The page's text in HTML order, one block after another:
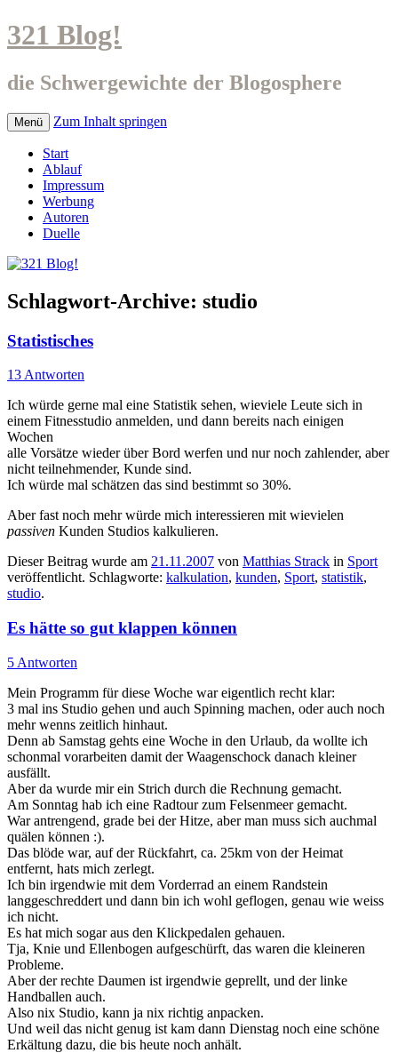
321 Blog!
die Schwergewichte der Blogosphere
Menü Zum Inhalt springen
Start
Ablauf
Impressum
Werbung
Autoren
Duelle
Schlagwort-Archive: studio
Statistisches
13 Antworten
Ich würde gerne mal eine Statistik sehen, wieviele Leute sich in
einem Fitnesstudio anmelden, und dann bereits nach einigen
Wochen
alle Vorsätze wieder über Bord werfen und nur noch zahlender, aber
nicht teilnehmender, Kunde sind.
Ich würde mal schätzen das sind bestimmt so 30%.
Aber fast noch mehr würde mich interessieren mit wievielen
passiven Kunden Studios kalkulieren.
Dieser Beitrag wurde am 21.11.2007 von Matthias Strack in Sport
veröffentlicht. Schlagworte: kalkulation, kunden, Sport, statistik,
studio.
Es hätte so gut klappen können
5 Antworten
Mein Programm für diese Woche war eigentlich recht klar:
3 mal ins Studio gehen und auch Spinning machen, oder auch noch
mehr wenns zeitlich hinhaut.
Denn ab Samstag gehts eine Woche in den Urlaub, da wollte ich
schonmal vorarbeiten damit der Waagenschock danach kleiner
ausfällt.
Aber da wurde mir ein Strich durch die Rechnung gemacht.
Am Sonntag hab ich eine Radtour zum Felsenmeer gemacht.
War antrengend, grade bei der Hitze, aber man muss sich auchmal
quälen können :).
Das blöde war, auf der Rückfahrt, ca. 25km von der Heimat
entfernt, hats mich zerlegt.
Ich bin irgendwie mit dem Vorderrad an einem Randstein
langgeschreddert und dann bin ich wohl geflogen, genau wie weiss
ich nicht.
Es hat mich sogar aus den Klickpedalen gehauen.
Tja, Knie und Ellenbogen aufgeschürft, das waren die kleineren
Probleme.
Aber der rechte Daumen ist irgendwie geprellt, und der linke
Handballen auch.
Also nix Studio, kann ja nix richtig anpacken.
Und weil das nicht genug ist kam dann Dienstag noch eine schöne
Erkältung dazu, die bis heute noch anhält.